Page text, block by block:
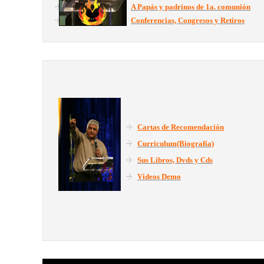
A Papás y padrinos de 1a. comunión
Conferencias, Congresos y Retiros
Cartas de Recomendación
Curriculum(Biografía)
Sus Libros, Dvds y Cds
Videos Demo